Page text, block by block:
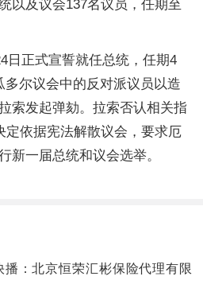
以及议会137名议员，任期至
日正式宣誓就任总统，任期4
尔议会中的反对派议员以造
索发起弹劾。拉索否认相关指
定依据宪法解散议会，要求厄
新一届总统和议会选举。
播：北京恒荣汇彬保险代理有限